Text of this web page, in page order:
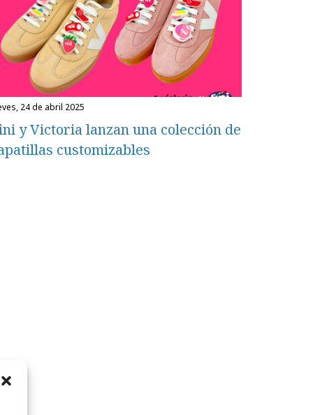
24 de abril 2025
y Victoria lanzan una colección de
customizables